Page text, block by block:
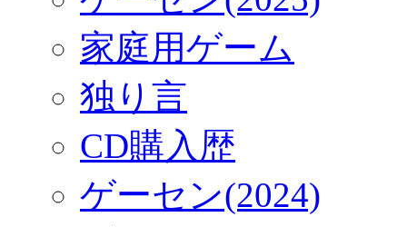
家庭用ゲーム
独り言
CD購入歴
ゲーセン(2024)